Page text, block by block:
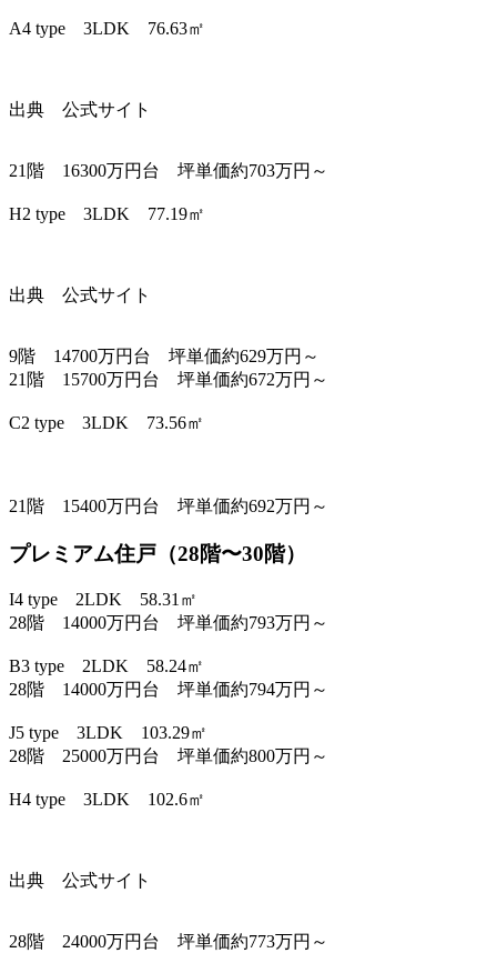
A4 type 3LDK 76.63㎡
出典 公式サイト
21階 16300万円台 坪単価約703万円～
H2 type 3LDK 77.19㎡
出典 公式サイト
9階 14700万円台 坪単価約629万円～
21階 15700万円台 坪単価約672万円～
C2 type 3LDK 73.56㎡
21階 15400万円台 坪単価約692万円～
プレミアム住戸（28階〜30階）
I4 type 2LDK 58.31㎡
28階 14000万円台 坪単価約793万円～
B3 type 2LDK 58.24㎡
28階 14000万円台 坪単価約794万円～
J5 type 3LDK 103.29㎡
28階 25000万円台 坪単価約800万円～
H4 type 3LDK 102.6㎡
出典 公式サイト
28階 24000万円台 坪単価約773万円～